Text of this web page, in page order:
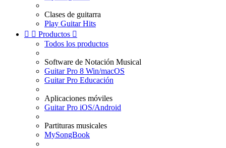
Clases de guitarra
Play Guitar Hits
  Productos 
Todos los productos
Software de Notación Musical
Guitar Pro 8 Win/macOS
Guitar Pro Educación
Aplicaciones móviles
Guitar Pro iOS/Android
Partituras musicales
MySongBook